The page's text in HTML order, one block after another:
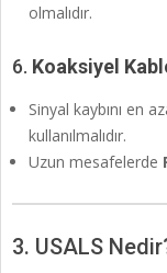
olmalıdır.
6. Koaksiyel
Sinyal kaybını en
kullanılmalıdır.
Uzun mesafelerde
3. USALS